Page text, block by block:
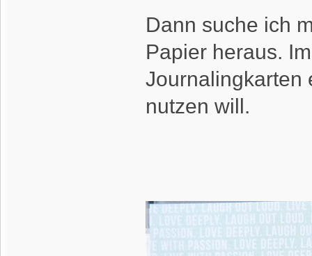
Dann suche ich
Papier heraus.
Journalingkarten
nutzen will.